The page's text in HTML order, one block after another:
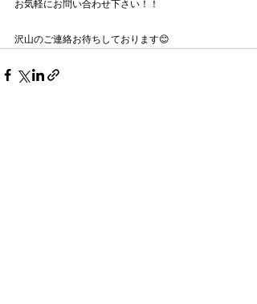
お気軽にお問い合わせ下さい！！
沢山のご連絡お待ちしております😊